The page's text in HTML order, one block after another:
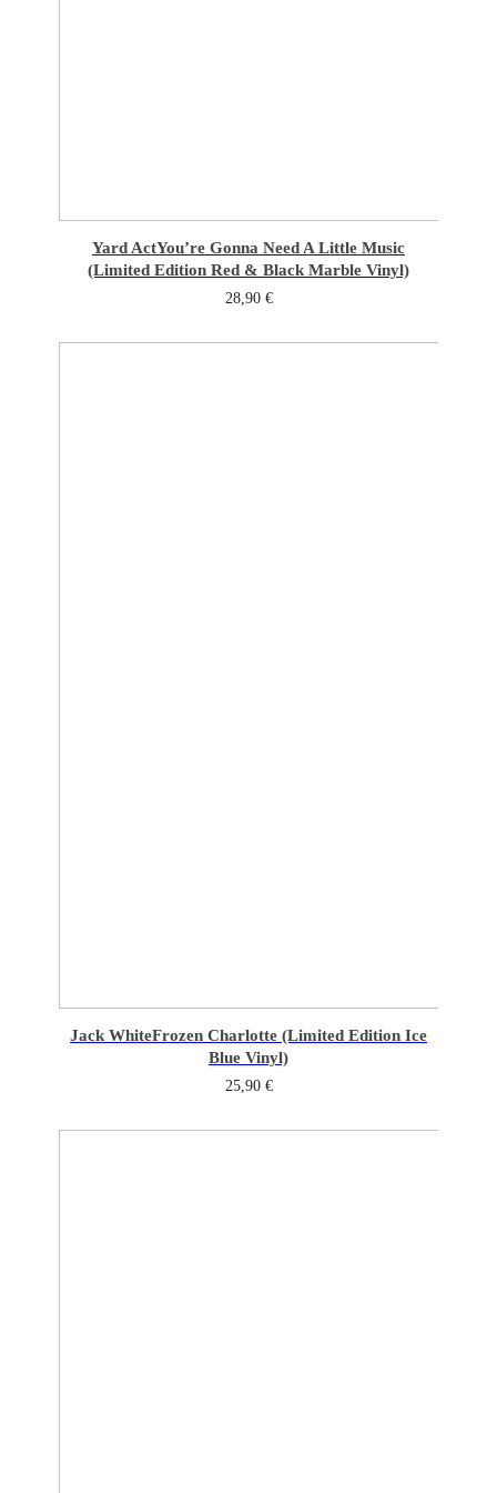
Yard ActYou’re Gonna Need A Little Music
(Limited Edition Red & Black Marble Vinyl)
28,90 €
Jack WhiteFrozen Charlotte (Limited Edition Ice
Blue Vinyl)
25,90 €